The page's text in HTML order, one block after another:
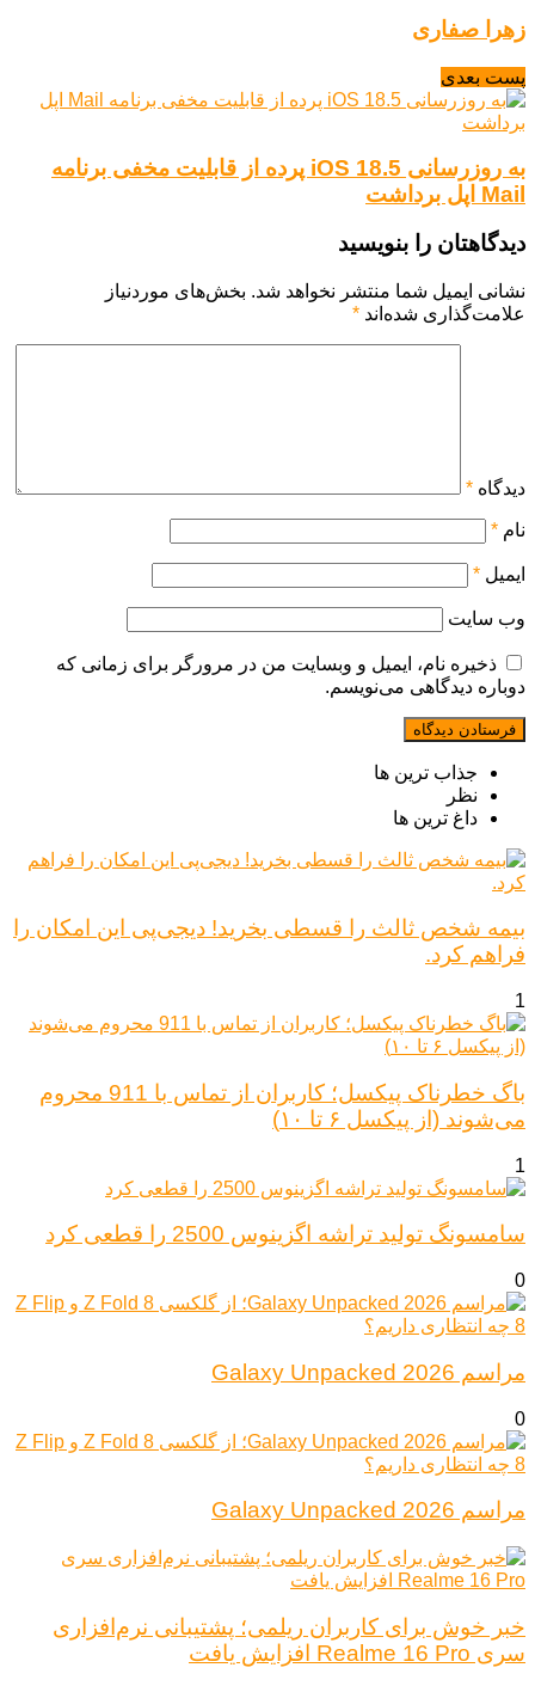
زهرا صفاری
پست بعدی
به روزرسانی iOS 18.5 پرده از قابلیت مخفی برنامه
Mail اپل برداشت
دیدگاهتان را بنویسید
نشانی ایمیل شما منتشر نخواهد شد. بخش‌های موردنیاز
علامت‌گذاری شده‌اند *
دیدگاه *
نام *
ایمیل *
وب‌ سایت
ذخیره نام، ایمیل و وبسایت من در مرورگر برای زمانی که
دوباره دیدگاهی می‌نویسم.
جذاب ترین ها
نظر
داغ ترین ها
بیمه شخص ثالث را قسطی بخرید! دیجی‌پی این امکان را
فراهم کرد.
1
باگ خطرناک پیکسل؛ کاربران از تماس با 911 محروم
می‌شوند (از پیکسل ۶ تا ۱۰)
1
سامسونگ تولید تراشه اگزینوس 2500 را قطعی کرد
0
مراسم Galaxy Unpacked 2026
0
مراسم Galaxy Unpacked 2026
خبر خوش برای کاربران ریلمی؛ پشتیبانی نرم‌افزاری
سری Realme 16 Pro افزایش یافت